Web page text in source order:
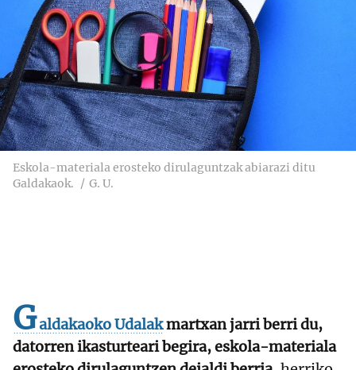
Eskola-materiala erosteko dirulaguntzak abiarazi ditu
Galdakaok.
G. U.
Galdakaoko Udalakmartxan jarri berri du,
datorren ikasturteari begira, eskola-materiala